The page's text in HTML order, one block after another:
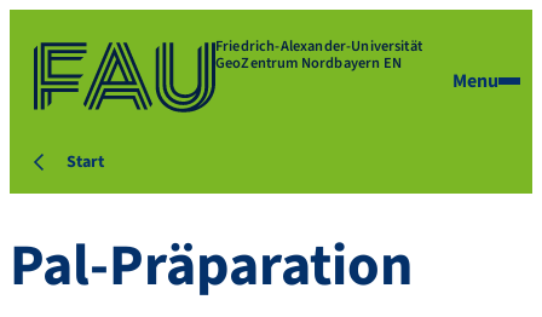
Friedrich-Alexander-Universität
GeoZentrum Nordbayern EN
Menu
Start
Pal-Präparation